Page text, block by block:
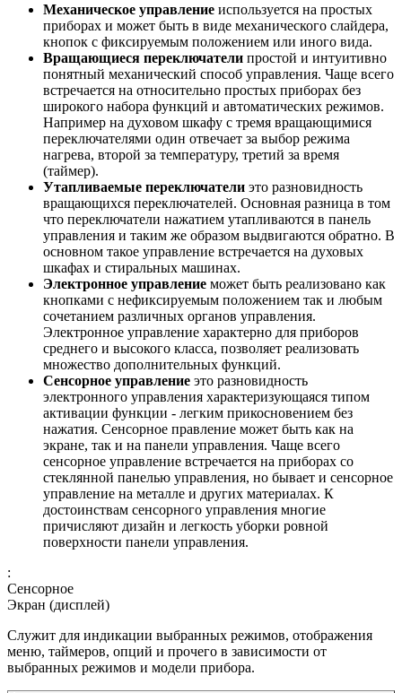
Механическое управление используется на простых
приборах и может быть в виде механического слайдера,
кнопок с фиксируемым положением или иного вида.
Вращающиеся переключатели простой и интуитивно
понятный механический способ управления. Чаще всего
встречается на относительно простых приборах без
широкого набора функций и автоматических режимов.
Например на духовом шкафу с тремя вращающимися
переключателями один отвечает за выбор режима
нагрева, второй за температуру, третий за время
(таймер).
Утапливаемые переключатели это разновидность
вращающихся переключателей. Основная разница в том
что переключатели нажатием утапливаются в панель
управления и таким же образом выдвигаются обратно. В
основном такое управление встречается на духовых
шкафах и стиральных машинах.
Электронное управление может быть реализовано как
кнопками с нефиксируемым положением так и любым
сочетанием различных органов управления.
Электронное управление характерно для приборов
среднего и высокого класса, позволяет реализовать
множество дополнительных функций.
Сенсорное управление это разновидность
электронного управления характеризующаяся типом
активации функции - легким прикосновением без
нажатия. Сенсорное правление может быть как на
экране, так и на панели управления. Чаще всего
сенсорное управление встречается на приборах со
стеклянной панелью управления, но бывает и сенсорное
управление на металле и других материалах. К
достоинствам сенсорного управления многие
причисляют дизайн и легкость уборки ровной
поверхности панели управления.
:
Сенсорное
Экран (дисплей)
Служит для индикации выбранных режимов, отображения
меню, таймеров, опций и прочего в зависимости от
выбранных режимов и модели прибора.